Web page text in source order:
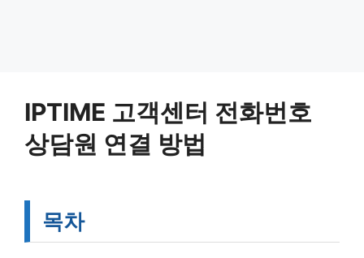
IPTIME 고객센터 전화번호
상담원 연결 방법
목차